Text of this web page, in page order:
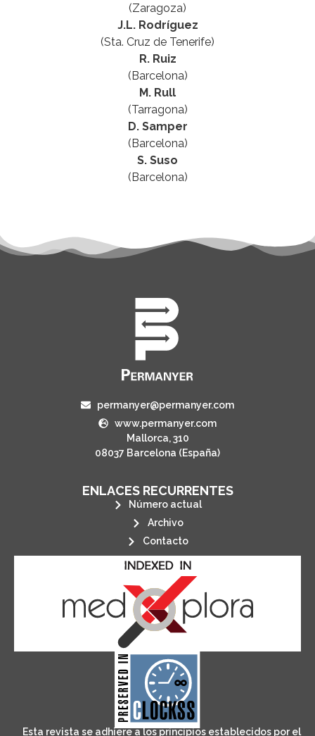
(Zaragoza)
J.L. Rodríguez
(Sta. Cruz de Tenerife)
R. Ruiz
(Barcelona)
M. Rull
(Tarragona)
D. Samper
(Barcelona)
S. Suso
(Barcelona)
permanyer@permanyer.com
www.permanyer.com
Mallorca, 310
08037 Barcelona (España)
ENLACES RECURRENTES
Número actual
Archivo
Contacto
CLOCKSS is a dak archive that
ensures the long-term survival
of web-based scholary
publications, governed by and for
its stakeholders.
Esta revista se adhiere a los principios establecidos por el